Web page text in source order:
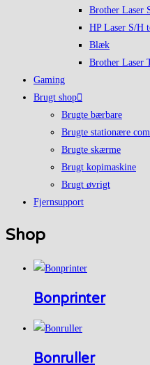
Brother Laser
HP Laser S/H
Blæk
Brother Laser
Gaming
Brugt shop
Brugte bærbare
Brugte stationære
Brugte skærme
Brugt kopimaskine
Brugt øvrigt
Fjernsupport
Shop
Bonprinter
Bonruller